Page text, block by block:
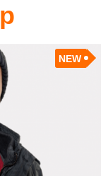
р
NEW